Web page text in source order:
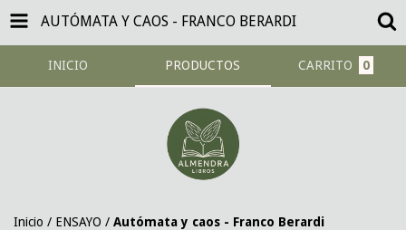
AUTÓMATA Y CAOS - FRANCO BERARDI
INICIO PRODUCTOS CARRITO 0
Inicio / ENSAYO / Autómata y caos - Franco Berardi